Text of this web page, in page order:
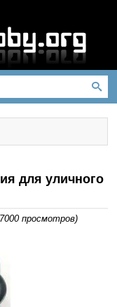
для уличного
просмотров)